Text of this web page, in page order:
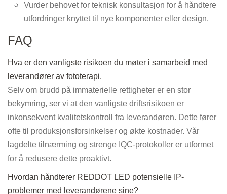
Vurder behovet for teknisk konsultasjon for å håndtere
utfordringer knyttet til nye komponenter eller design.
FAQ
Hva er den vanligste risikoen du møter i samarbeid med
leverandører av fototerapi.
Selv om brudd på immaterielle rettigheter er en stor
bekymring, ser vi at den vanligste driftsrisikoen er
inkonsekvent kvalitetskontroll fra leverandøren. Dette fører
ofte til produksjonsforsinkelser og økte kostnader. Vår
lagdelte tilnærming og strenge IQC-protokoller er utformet
for å redusere dette proaktivt.
Hvordan håndterer REDDOT LED potensielle IP-
problemer med leverandørene sine?